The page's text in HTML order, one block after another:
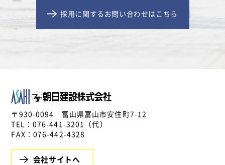
採用に関するお問い合わせはこちら
〒930-0094 富山県富山市安住町7-12
TEL： 076-441-3201
（代）
FAX：076-442-4328
会社サイトへ